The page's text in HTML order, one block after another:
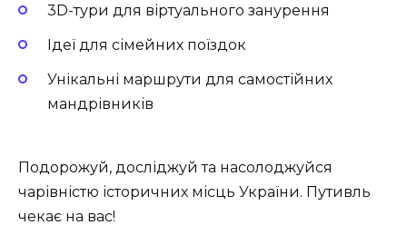
3D-тури для віртуального занурення
Ідеї для сімейних поїздок
Унікальні маршрути для самостійних
мандрівників
Подорожуй, досліджуй та насолоджуйся
чарівністю історичних місць України. Путивль
чекає на вас!